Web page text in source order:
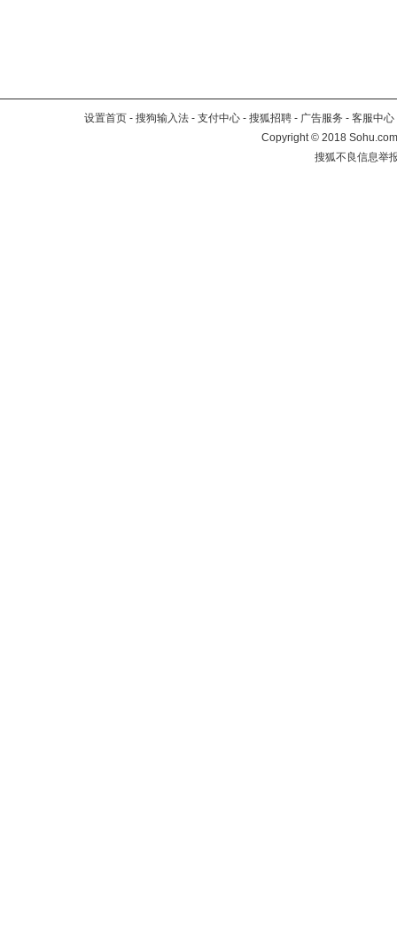
设置首页 - 搜狗输入法 - 支付中心 - 搜狐招聘 - 广告服务 - 客服中心
Copyright©2018
搜狐不良信息举